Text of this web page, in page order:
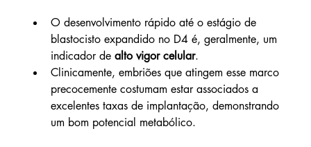
O desenvolvimento rápido até o estágio de
blastocisto expandido no D4 é, geralmente, um
indicador de alto vigor celular.
Clinicamente, embriões que atingem esse marco
precocemente costumam estar associados a
excelentes taxas de implantação, demonstrando
um bom potencial metabólico.